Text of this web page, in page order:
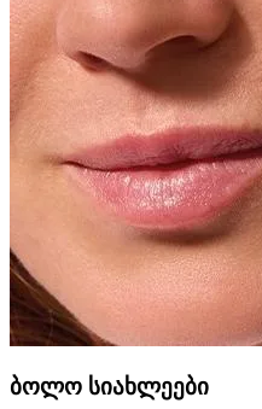
ბოლო სიახლეები